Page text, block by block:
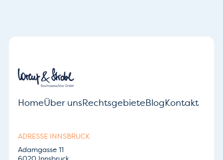
HomeÜber unsRechtsgebieteBlogKontakt
ADRESSE INNSBRUCK
Adamgasse 11